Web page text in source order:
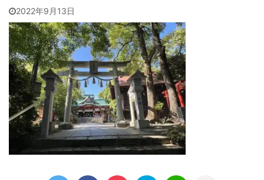
2022年9月13日